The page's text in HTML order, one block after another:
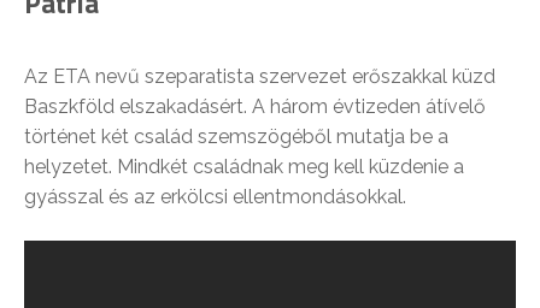
Az ETA nevű szeparatista szervezet erőszakkal küzd
Baszkföld elszakadásért. A három évtizeden átívelő
történet két család szemszögéből mutatja be a
helyzetet. Mindkét családnak meg kell küzdenie a
gyásszal és az erkölcsi ellentmondásokkal.